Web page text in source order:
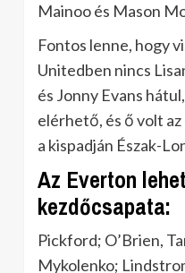
Mainoo és Mason
Fontos lenne, hogy
Unitedben nincs
és Jonny Evans
elérhető, és ő volt
a kispadján Észak-
Az Everton
kezdőcsapata:
Pickford; O’Brien,
Mykolenko;